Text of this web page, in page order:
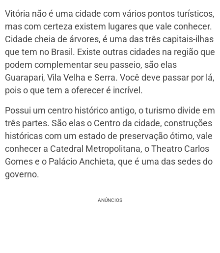
Vitória não é uma cidade com vários pontos turísticos,
mas com certeza existem lugares que vale conhecer.
Cidade cheia de árvores, é uma das três capitais-ilhas
que tem no Brasil. Existe outras cidades na região que
podem complementar seu passeio, são elas
Guarapari, Vila Velha e Serra. Você deve passar por lá,
pois o que tem a oferecer é incrível.
Possui um centro histórico antigo, o turismo divide em
três partes. São elas o Centro da cidade, construções
históricas com um estado de preservação ótimo, vale
conhecer a Catedral Metropolitana, o Theatro Carlos
Gomes e o Palácio Anchieta, que é uma das sedes do
governo.
ANÚNCIOS